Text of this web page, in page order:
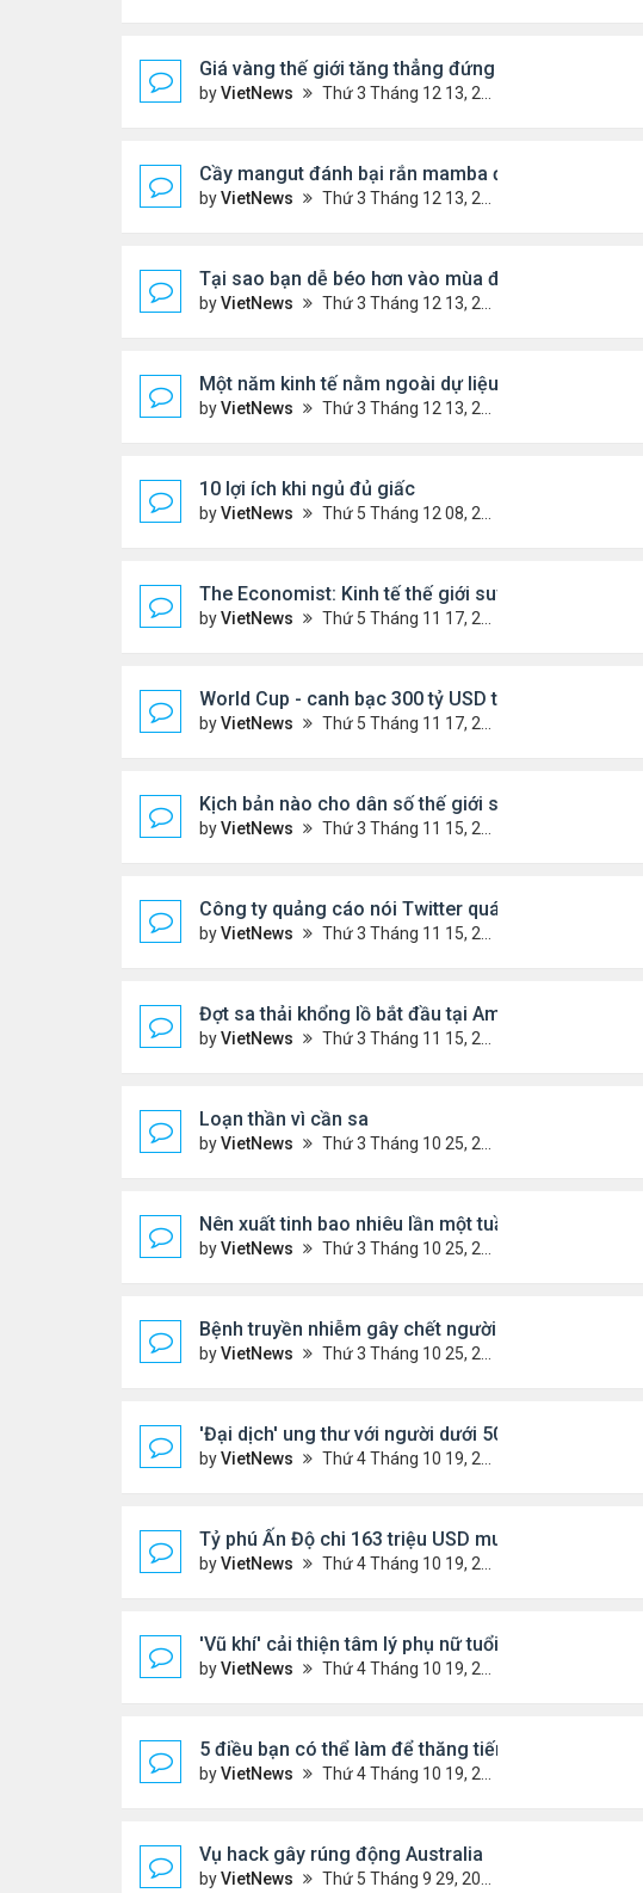
Giá vàng thế giới tăng thẳng đứng
byVietNews Thứ 3 Tháng 12 13, 2022 10:54 am
Cầy mangut đánh bại rắn mamba đen
byVietNews Thứ 3 Tháng 12 13, 2022 10:50 am
Tại sao bạn dễ béo hơn vào mùa đông?
byVietNews Thứ 3 Tháng 12 13, 2022 10:42 am
Một năm kinh tế nằm ngoài dự liệu của Fed
byVietNews Thứ 3 Tháng 12 13, 2022 10:35 am
10 lợi ích khi ngủ đủ giấc
byVietNews Thứ 5 Tháng 12 08, 2022 5:04 pm
The Economist: Kinh tế thế giới suy thoái vẫn
byVietNews Thứ 5 Tháng 11 17, 2022 5:51 pm
World Cup - canh bạc 300 tỷ USD thay đổi hình ảnh
byVietNews Thứ 5 Tháng 11 17, 2022 4:48 pm
Kịch bản nào cho dân số thế giới sau mốc 8 tỷ
byVietNews Thứ 3 Tháng 11 15, 2022 5:02 pm
Công ty quảng cáo nói Twitter quá rủi ro
byVietNews Thứ 3 Tháng 11 15, 2022 4:56 pm
Đợt sa thải khổng lồ bắt đầu tại Amazon
byVietNews Thứ 3 Tháng 11 15, 2022 4:54 pm
Loạn thần vì cần sa
byVietNews Thứ 3 Tháng 10 25, 2022 4:45 pm
Nên xuất tinh bao nhiêu lần một tuần?
byVietNews Thứ 3 Tháng 10 25, 2022 4:24 pm
Bệnh truyền nhiễm gây chết người nhiều nhất thế
byVietNews Thứ 3 Tháng 10 25, 2022 4:19 pm
'Đại dịch' ung thư với người dưới 50 tuổi
byVietNews Thứ 4 Tháng 10 19, 2022 4:51 pm
Tỷ phú Ấn Độ chi 163 triệu USD mua biệt thự đắt
byVietNews Thứ 4 Tháng 10 19, 2022 4:44 pm
'Vũ khí' cải thiện tâm lý phụ nữ tuổi mãn kinh
byVietNews Thứ 4 Tháng 10 19, 2022 4:42 pm
5 điều bạn có thể làm để thăng tiến sự nghiệp
byVietNews Thứ 4 Tháng 10 19, 2022 4:40 pm
Vụ hack gây rúng động Australia
byVietNews Thứ 5 Tháng 9 29, 2022 4:48 pm